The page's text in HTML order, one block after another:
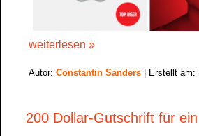
weiterlesen »
Autor: Constantin Sanders | Erstellt am:
200 Dollar-Gutschrift für